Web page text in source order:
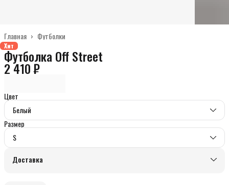
Футболки
Главная ›
Хит
Футболка Off Street
2 410 ₽
Цвет
Белый
Размер
S
Доставка